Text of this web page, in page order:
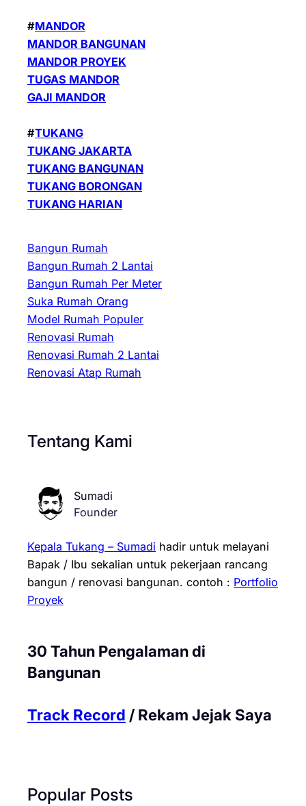
#MANDOR
MANDOR BANGUNAN
MANDOR PROYEK
TUGAS MANDOR
GAJI MANDOR
#TUKANG
TUKANG JAKARTA
TUKANG BANGUNAN
TUKANG BORONGAN
TUKANG HARIAN
Bangun Rumah
Bangun Rumah 2 Lantai
Bangun Rumah Per Meter
Suka Rumah Orang
Model Rumah Populer
Renovasi Rumah
Renovasi Rumah 2 Lantai
Renovasi Atap Rumah
Tentang Kami
Sumadi
Founder
Kepala Tukang – Sumadi hadir untuk melayani
Bapak / Ibu sekalian untuk pekerjaan rancang
bangun / renovasi bangunan. contoh : Portfolio
Proyek
30 Tahun Pengalaman di
Bangunan
Track Record / Rekam Jejak Saya
Popular Posts